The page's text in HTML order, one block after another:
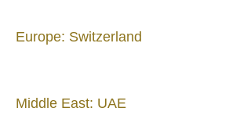
Europe: Switzerland
Middle East: UAE